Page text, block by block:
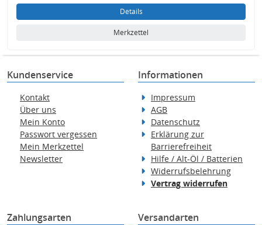
Details
Merkzettel
Kundenservice
Kontakt
Über uns
Mein Konto
Passwort vergessen
Mein Merkzettel
Newsletter
Informationen
Impressum
AGB
Datenschutz
Erklärung zur
Barrierefreiheit
Hilfe / Alt-Öl / Batterien
Widerrufsbelehrung
Vertrag widerrufen
Zahlungsarten Versandarten